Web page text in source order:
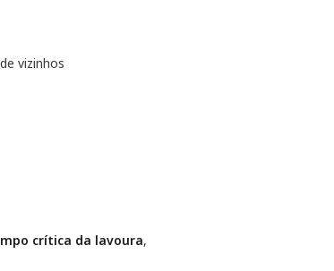
vizinhos
crítica da lavoura,